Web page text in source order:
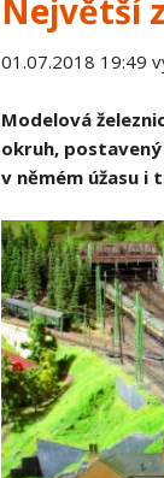
Severní
Dánsko
Island
Švédsko
Největší
01.07.2018 19:49
Modelová
okruh,
v němém úžasu i